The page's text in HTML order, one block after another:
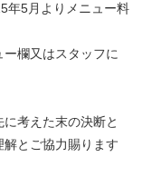
年5月よりメニュー料
欄又はスタッフに
考えた末の決断と
とご協力賜ります